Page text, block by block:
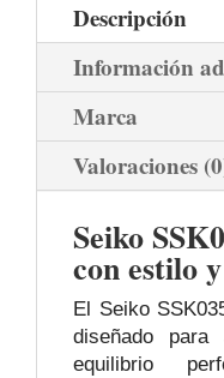
Descripción
Información
Marca
Valoraciones
Seiko
con estilo
El Seiko
diseñado
equilibrio